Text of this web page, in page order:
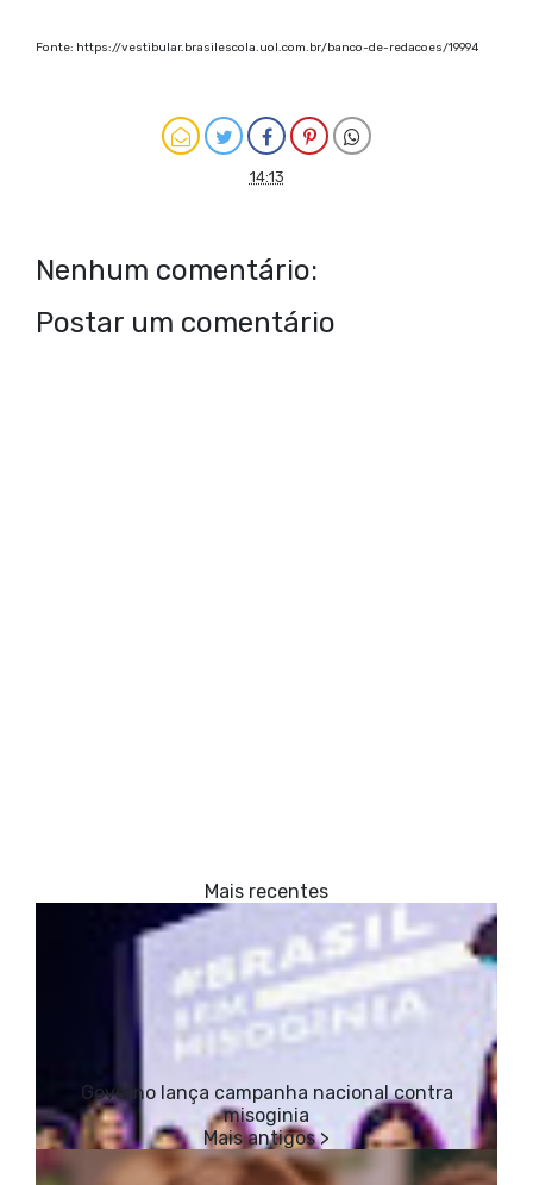
Fonte: https://vestibular.brasilescola.uol.com.br/banco-de-redacoes/19994
14:13
Nenhum comentário:
Postar um comentário
Governo lança campanha nacional contra
misoginia